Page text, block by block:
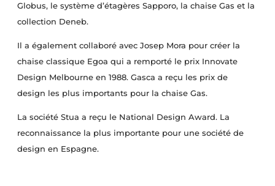
Globus, le système d’étagères Sapporo, la chaise Gas et la
collection Deneb.
Il a également collaboré avec Josep Mora pour créer la
chaise classique Egoa qui a remporté le prix Innovate
Design Melbourne en 1988. Gasca a reçu les prix de
design les plus importants pour la chaise Gas.
La société Stua a reçu le National Design Award. La
reconnaissance la plus importante pour une société de
design en Espagne.